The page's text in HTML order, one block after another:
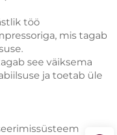
töö
mis tagab
see väiksema
ja toetab üle